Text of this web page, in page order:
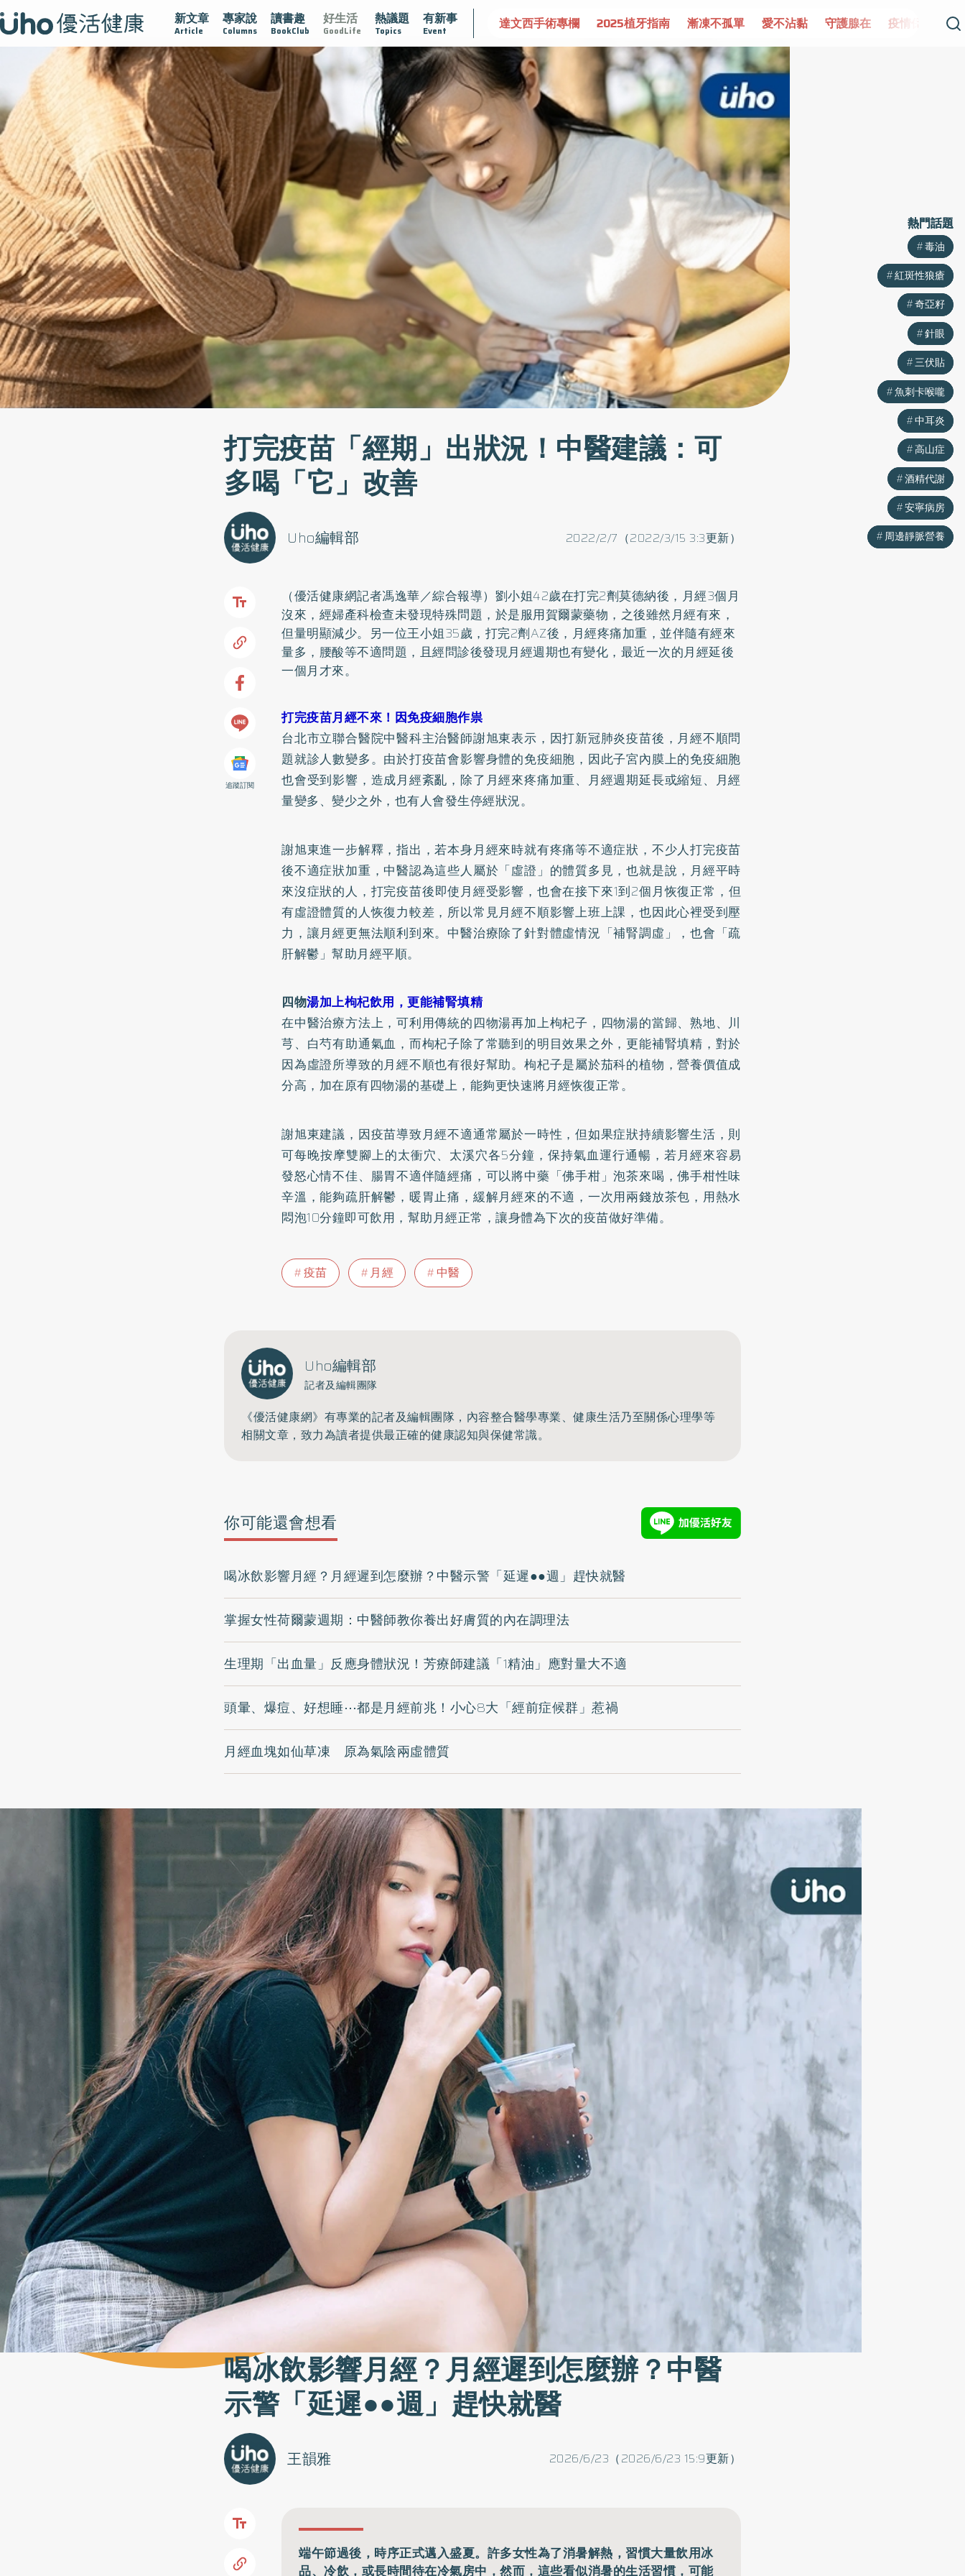
新文章
Article
專家說
Columns
讀書趣
BookClub
好生活
GoodLife
熱議題
Topics
有新事
Event
疫情保衛戰 再生醫學 愛的未來視 認識攝護腺肥大 守護骨骼健康 達文西手術專欄 2025植牙指南 漸凍不孤單 愛不沾黏 守護腺在 疫情保衛戰 再生醫學 愛的
打完疫苗「經期」出狀況！中醫建議：可
多喝「它」改善
2022/2/7（2022/3/15 3:3更新）
Uho編輯部
追蹤訂閱
（優活健康網記者馮逸華／綜合報導）劉小姐42歲在打完2劑莫德納後，月經3個月
沒來，經婦產科檢查未發現特殊問題，於是服用賀爾蒙藥物，之後雖然月經有來，
但量明顯減少。另一位王小姐35歲，打完2劑AZ後，月經疼痛加重，並伴隨有經來
量多，腰酸等不適問題，且經問診後發現月經週期也有變化，最近一次的月經延後
一個月才來。
打完疫苗月經不來！因免疫細胞作祟
台北市立聯合醫院中醫科主治醫師謝旭東表示，因打新冠肺炎疫苗後，月經不順問
題就診人數變多。由於打疫苗會影響身體的免疫細胞，因此子宮內膜上的免疫細胞
也會受到影響，造成月經紊亂，除了月經來疼痛加重、月經週期延長或縮短、月經
量變多、變少之外，也有人會發生停經狀況。
謝旭東進一步解釋，指出，若本身月經來時就有疼痛等不適症狀，不少人打完疫苗
後不適症狀加重，中醫認為這些人屬於「虛證」的體質多見，也就是說，月經平時
來沒症狀的人，打完疫苗後即使月經受影響，也會在接下來1到2個月恢復正常，但
有虛證體質的人恢復力較差，所以常見月經不順影響上班上課，也因此心裡受到壓
力，讓月經更無法順利到來。中醫治療除了針對體虛情況「補腎調虛」，也會「疏
肝解鬱」幫助月經平順。
四物湯加上枸杞飲用，更能補腎填精
在中醫治療方法上，可利用傳統的四物湯再加上枸杞子，四物湯的當歸、熟地、川
芎、白芍有助通氣血，而枸杞子除了常聽到的明目效果之外，更能補腎填精，對於
因為虛證所導致的月經不順也有很好幫助。枸杞子是屬於茄科的植物，營養價值成
分高，加在原有四物湯的基礎上，能夠更快速將月經恢復正常。
謝旭東建議，因疫苗導致月經不適通常屬於一時性，但如果症狀持續影響生活，則
可每晚按摩雙腳上的太衝穴、太溪穴各5分鐘，保持氣血運行通暢，若月經來容易
發怒心情不佳、腸胃不適伴隨經痛，可以將中藥「佛手柑」泡茶來喝，佛手柑性味
辛溫，能夠疏肝解鬱，暖胃止痛，緩解月經來的不適，一次用兩錢放茶包，用熱水
悶泡10分鐘即可飲用，幫助月經正常，讓身體為下次的疫苗做好準備。
疫苗 月經 中醫
Uho編輯部
記者及編輯團隊
《優活健康網》有專業的記者及編輯團隊，內容整合醫學專業、健康生活乃至關係心理學等
相關文章，致力為讀者提供最正確的健康認知與保健常識。
你可能還會想看
喝冰飲影響月經？月經遲到怎麼辦？中醫示警「延遲●●週」趕快就醫
掌握女性荷爾蒙週期：中醫師教你養出好膚質的內在調理法
生理期「出血量」反應身體狀況！芳療師建議「1精油」應對量大不適
頭暈、爆痘、好想睡⋯都是月經前兆！小心8大「經前症候群」惹禍
月經血塊如仙草凍 原為氣陰兩虛體質
熱門話題
毒油
紅斑性狼瘡
奇亞籽
針眼
三伏貼
魚刺卡喉嚨
中耳炎
高山症
酒精代謝
安寧病房
周邊靜脈營養
喝冰飲影響月經？月經遲到怎麼辦？中醫
示警「延遲●●週」趕快就醫
2026/6/23（2026/6/23 15:9更新）
王韻雅
端午節過後，時序正式邁入盛夏。許多女性為了消暑解熱，習慣大量飲用冰
品、冷飲，或長時間待在冷氣房中，然而，這些看似消暑的生活習慣，可能
熱門話題
毒油
紅斑性狼瘡
奇亞籽
針眼
三伏貼
魚刺卡喉嚨
中耳炎
高山症
酒精代謝
安寧病房
周邊靜脈營養